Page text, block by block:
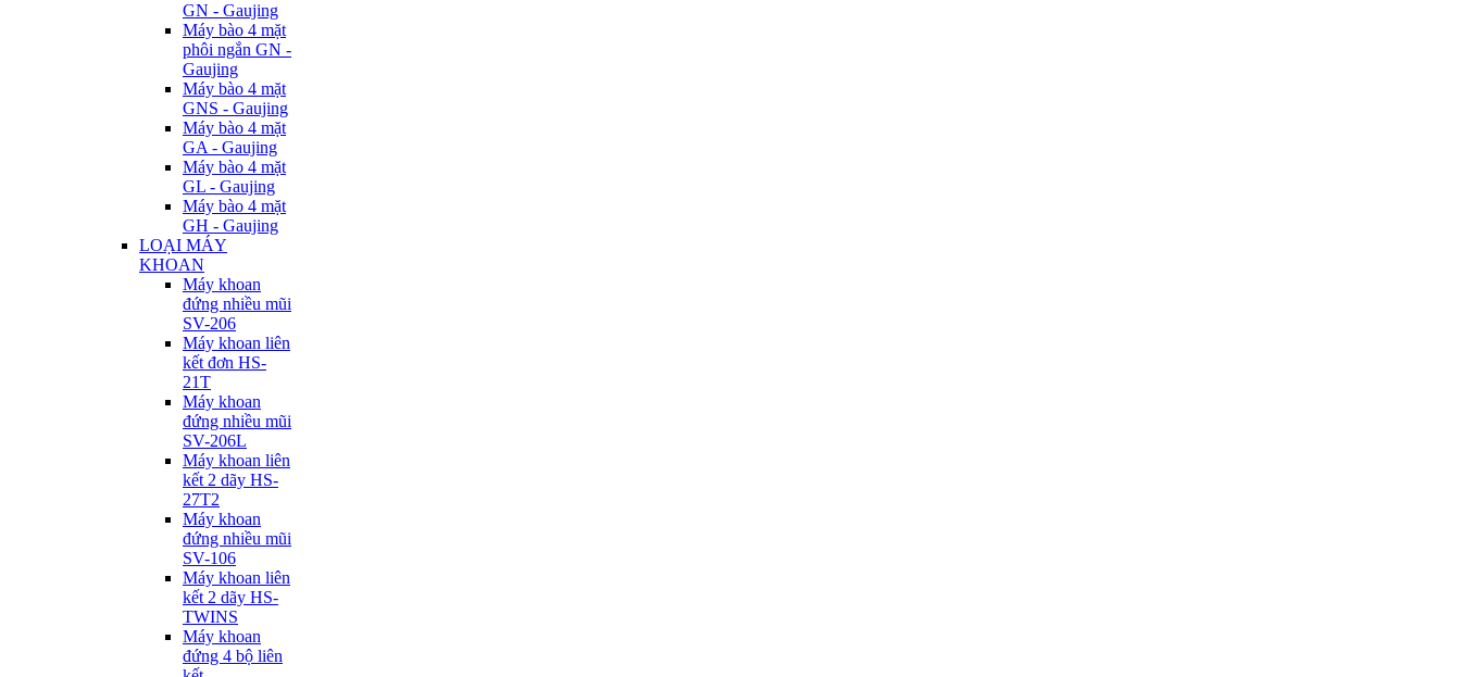
GN - Gaujing
Máy bào 4 mặt
phôi ngắn GN -
Gaujing
Máy bào 4 mặt
GNS - Gaujing
Máy bào 4 mặt
GA - Gaujing
Máy bào 4 mặt
GL - Gaujing
Máy bào 4 mặt
GH - Gaujing
LOẠI MÁY
KHOAN
Máy khoan
đứng nhiều mũi
SV-206
Máy khoan liên
kết đơn HS-
21T
Máy khoan
đứng nhiều mũi
SV-206L
Máy khoan liên
kết 2 dãy HS-
27T2
Máy khoan
đứng nhiều mũi
SV-106
Máy khoan liên
kết 2 dãy HS-
TWINS
Máy khoan
đứng 4 bộ liên